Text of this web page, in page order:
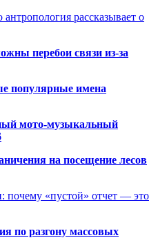
рассказывает о
перебои связи из-за
популярные имена
мото-музыкальный
на посещение лесов
почему «пустой» отчет — это
по разгону массовых